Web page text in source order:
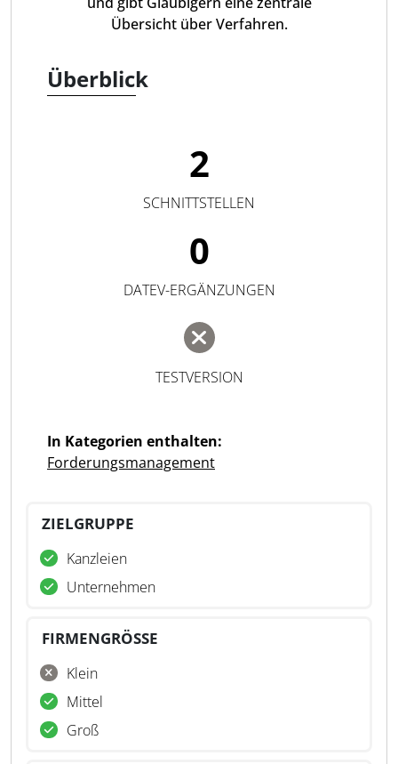
Übersicht über Verfahren.
Überblick
2
SCHNITTSTELLEN
0
DATEV-ERGÄNZUNGEN
TESTVERSION
In Kategorien enthalten:
Forderungsmanagement
ZIELGRUPPE
Kanzleien
Unternehmen
FIRMENGRÖSSE
Klein
Mittel
Groß